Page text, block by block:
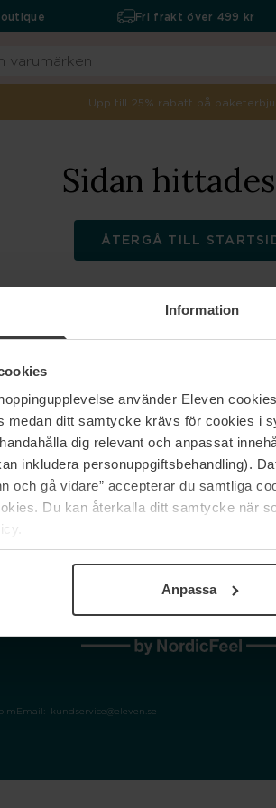
Information
använder Eleven
medan ditt samtycke krävs för cookies i
dig relevant och anpassat
inkludera personuppgiftsbehandling).
och gå vidare” accepterar du samtliga
Du kan återkalla ditt samtycke när
Anpassa
Fri frakt över 499 kr
Upp till 25% rabatt på
Sidan
ÅTERGÅ TILL
Om oss
Jobba hos oss
Våra varumärken
Email: kundservice@eleven.se